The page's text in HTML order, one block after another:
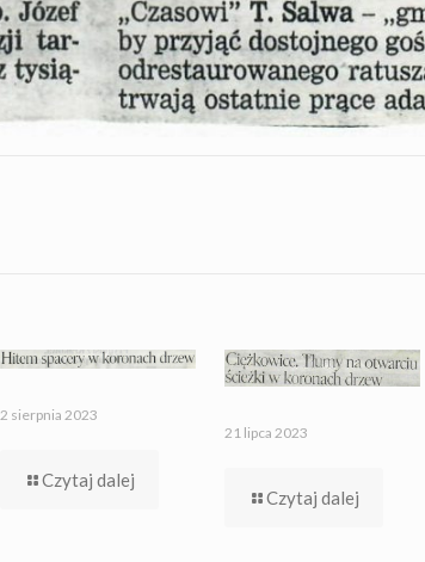
2 sierpnia 2023
Czytaj dalej
21 lipca 2023
Czytaj dalej